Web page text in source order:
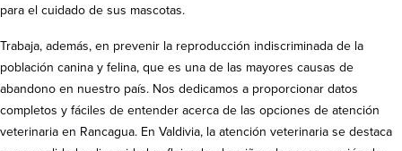
para el cuidado de sus mascotas.
Trabaja, además, en prevenir la reproducción indiscriminada de la
población canina y felina, que es una de las mayores causas de
abandono en nuestro país. Nos dedicamos a proporcionar datos
completos y fáciles de entender acerca de las opciones de atención
veterinaria en Rancagua. En Valdivia, la atención veterinaria se destaca